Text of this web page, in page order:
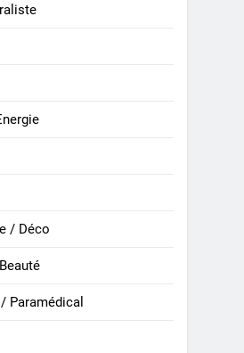
/ Déco
Paramédical